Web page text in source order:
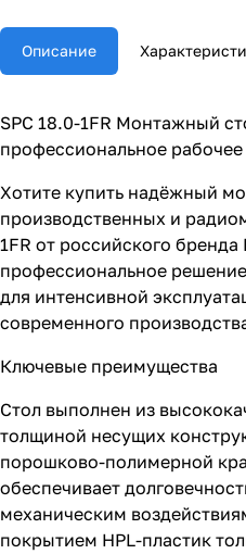
Описание
SPC 18.0-1FR Монтажный
профессиональное
Хотите купить надёжный
производственных и
1FR от российского
профессиональное
для интенсивной
современного
Ключевые преимущества
Стол выполнен из
толщиной несущих
порошково-полимерной
обеспечивает
механическим
покрытием HPL-пластик